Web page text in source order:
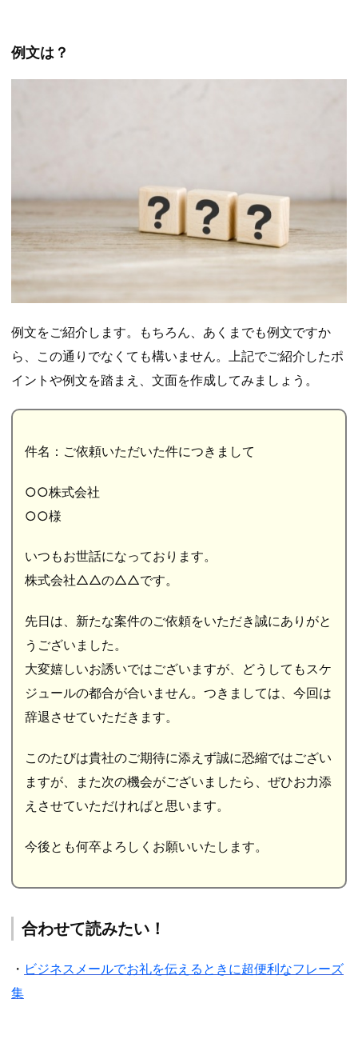
例文は？
例文をご紹介します。もちろん、あくまでも例文ですか
ら、この通りでなくても構いません。上記でご紹介したポ
イントや例文を踏まえ、文面を作成してみましょう。
件名：ご依頼いただいた件につきまして
○○株式会社
○○様
いつもお世話になっております。
株式会社△△の△△です。
先日は、新たな案件のご依頼をいただき誠にありがと
うございました。
大変嬉しいお誘いではございますが、どうしてもスケ
ジュールの都合が合いません。つきましては、今回は
辞退させていただきます。
このたびは貴社のご期待に添えず誠に恐縮ではござい
ますが、また次の機会がございましたら、ぜひお力添
えさせていただければと思います。
今後とも何卒よろしくお願いいたします。
合わせて読みたい！
・ ビジネスメールでお礼を伝えるときに超便利なフレーズ
集